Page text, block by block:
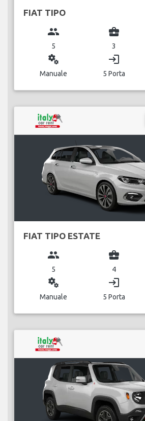
FIAT TIPO
group
5
business_center
3
miscellaneous_services
Manuale
login
5 Porta
FIAT TIPO ESTATE
group
5
business_center
4
miscellaneous_services
Manuale
login
5 Porta